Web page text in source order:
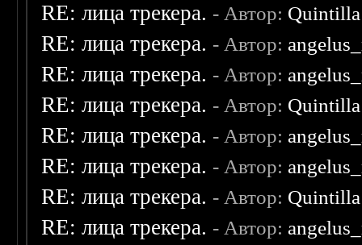
RE: лица трекера. - Автор: Quintilla
RE: лица трекера. - Автор:
RE: лица трекера. - Автор:
RE: лица трекера. - Автор: Quintilla
RE: лица трекера. - Автор:
RE: лица трекера. - Автор:
RE: лица трекера. - Автор: Quintilla
RE: лица трекера. - Автор: